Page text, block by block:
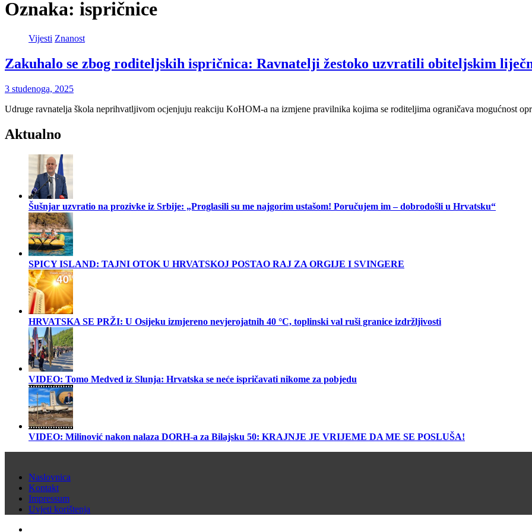
Oznaka: ispričnice
Vijesti Znanost
Zakuhalo se zbog roditeljskih ispričnica: Ravnatelji žestoko uzvratili obiteljskim
3 studenoga, 2025
Udruge ravnatelja škola neprihvatljivom ocjenjuju reakciju KoHOM-a na izmjene pravilnika kojima se roditeljima ograničava mogućnost
Aktualno
Šušnjar uzvratio na prozivke iz Srbije: „Proglasili su me najgorim ustašom! Poručujem im – dobrodošli u Hrvatsku“
SPICY ISLAND: TAJNI OTOK U HRVATSKOJ POSTAO RAJ ZA ORGIJE I SVINGERE
HRVATSKA SE PRŽI: U Osijeku izmjereno nevjerojatnih 40 °C, toplinski val ruši granice izdržljivosti
VIDEO: Tomo Medved iz Slunja: Hrvatska se neće ispričavati nikome za pobjedu
VIDEO: Milinović nakon nalaza DORH-a za Bilajsku 50: KRAJNJE JE VRIJEME DA ME SE POSLUŠA!
Naslovnica
Kontakt
Impressum
Uvjeti korištenja